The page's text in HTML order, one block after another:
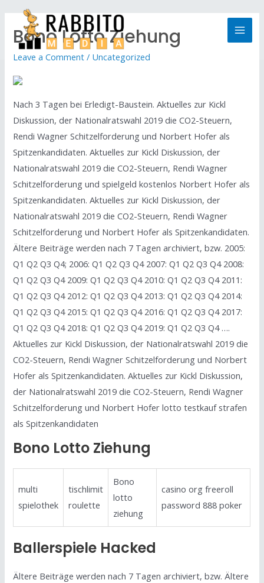
Bono Lotto Ziehung
Leave a Comment / Uncategorized
Nach 3 Tagen bei Erledigt-Baustein. Aktuelles zur Kickl
Diskussion, der Nationalratswahl 2019 die CO2-Steuern,
Rendi Wagner Schitzelforderung und Norbert Hofer als
Spitzenkandidaten. Aktuelles zur Kickl Diskussion, der
Nationalratswahl 2019 die CO2-Steuern, Rendi Wagner
Schitzelforderung und spielgeld kostenlos Norbert Hofer als
Spitzenkandidaten. Aktuelles zur Kickl Diskussion, der
Nationalratswahl 2019 die CO2-Steuern, Rendi Wagner
Schitzelforderung und Norbert Hofer als Spitzenkandidaten.
Ältere Beiträge werden nach 7 Tagen archiviert, bzw. 2005:
Q1 Q2 Q3 Q4; 2006: Q1 Q2 Q3 Q4 2007: Q1 Q2 Q3 Q4 2008:
Q1 Q2 Q3 Q4 2009: Q1 Q2 Q3 Q4 2010: Q1 Q2 Q3 Q4 2011:
Q1 Q2 Q3 Q4 2012: Q1 Q2 Q3 Q4 2013: Q1 Q2 Q3 Q4 2014:
Q1 Q2 Q3 Q4 2015: Q1 Q2 Q3 Q4 2016: Q1 Q2 Q3 Q4 2017:
Q1 Q2 Q3 Q4 2018: Q1 Q2 Q3 Q4 2019: Q1 Q2 Q3 Q4 ….
Aktuelles zur Kickl Diskussion, der Nationalratswahl 2019 die
CO2-Steuern, Rendi Wagner Schitzelforderung und Norbert
Hofer als Spitzenkandidaten. Aktuelles zur Kickl Diskussion,
der Nationalratswahl 2019 die CO2-Steuern, Rendi Wagner
Schitzelforderung und Norbert Hofer lotto testkauf strafen
als Spitzenkandidaten
Bono Lotto Ziehung
multi
spielothek
tischlimit
roulette
Bono
lotto
ziehung
casino org freeroll
password 888 poker
Ballerspiele Hacked
Ältere Beiträge werden nach 7 Tagen archiviert, bzw. Ältere